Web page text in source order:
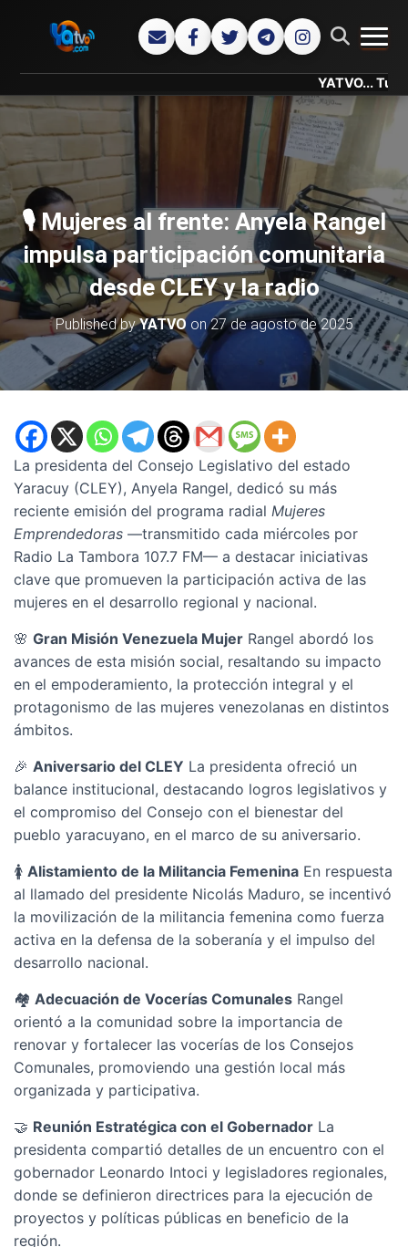
YATVO... Tu Canal
🎙️ Mujeres al frente: Anyela Rangel
impulsa participación comunitaria
desde CLEY y la radio
Published byYATVOon27 de agosto de 2025
La presidenta del Consejo Legislativo del estado
Yaracuy (CLEY), Anyela Rangel, dedicó su más
reciente emisión del programa radial Mujeres
Emprendedoras —transmitido cada miércoles por
Radio La Tambora 107.7 FM— a destacar iniciativas
clave que promueven la participación activa de las
mujeres en el desarrollo regional y nacional.
🌸 Gran Misión Venezuela Mujer Rangel abordó los
avances de esta misión social, resaltando su impacto
en el empoderamiento, la protección integral y el
protagonismo de las mujeres venezolanas en distintos
ámbitos.
🎉 Aniversario del CLEY La presidenta ofreció un
balance institucional, destacando logros legislativos y
el compromiso del Consejo con el bienestar del
pueblo yaracuyano, en el marco de su aniversario.
🚺 Alistamiento de la Militancia Femenina En respuesta
al llamado del presidente Nicolás Maduro, se incentivó
la movilización de la militancia femenina como fuerza
activa en la defensa de la soberanía y el impulso del
desarrollo nacional.
🏘️ Adecuación de Vocerías Comunales Rangel
orientó a la comunidad sobre la importancia de
renovar y fortalecer las vocerías de los Consejos
Comunales, promoviendo una gestión local más
organizada y participativa.
🤝 Reunión Estratégica con el Gobernador La
presidenta compartió detalles de un encuentro con el
gobernador Leonardo Intoci y legisladores regionales,
donde se definieron directrices para la ejecución de
proyectos y políticas públicas en beneficio de la
región.